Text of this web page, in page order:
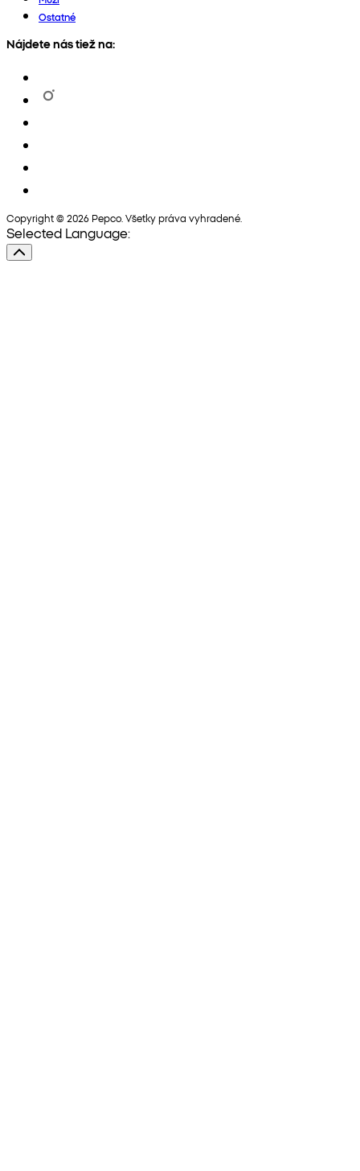
Ostatné
Nájdete nás tiež na:
Copyright © 2026 Pepco. Všetky práva vyhradené.
Selected Language: